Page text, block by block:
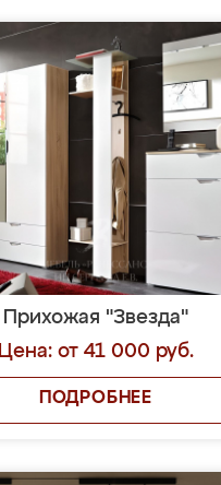
Прихожая "Звезда"
Цена: от 41 000 руб.
ПОДРОБНЕЕ